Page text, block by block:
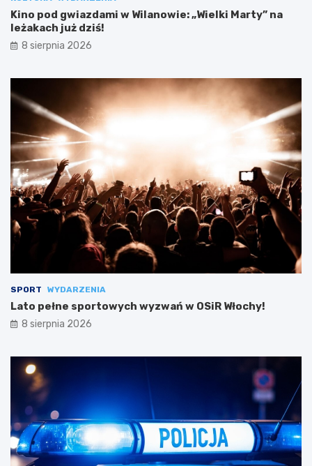
Kino pod gwiazdami w Wilanowie: „Wielki Marty” na
leżakach już dziś!
8 sierpnia 2026
SPORT WYDARZENIA
Lato pełne sportowych wyzwań w OSiR Włochy!
8 sierpnia 2026